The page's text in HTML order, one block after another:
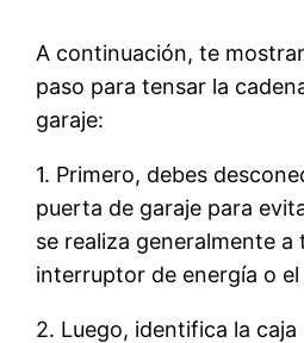
A continuación, te
paso para tensar la
garaje:
1. Primero, debes
puerta de garaje para
se realiza generalmente a
interruptor de energía o
2. Luego, identifica la caja